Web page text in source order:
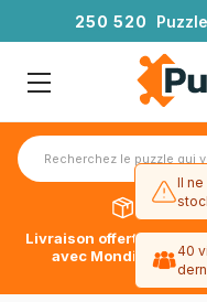
250 520
Livraison offerte dès
avec Mondial Relay
Il
40